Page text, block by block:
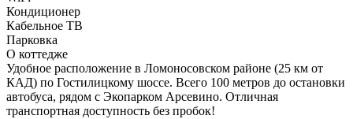
Кондиционер
Кабельное ТВ
Парковка
О коттедже
Удобное расположение в Ломоносовском районе (25 км от
КАД) по Гостилицкому шоссе. Всего 100 метров до остановки
автобуса, рядом с Экопарком Арсевино. Отличная
транспортная доступность без пробок!